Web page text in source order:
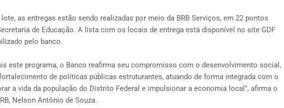
as entregas estão sendo realizadas por meio da BRB Serviços, em 22 pontos
de Educação. A lista com os locais de entrega está disponível no site GDF
pelo banco.
este programa, o Banco reafirma seu compromisso com o desenvolvimento social,
de políticas públicas estruturantes, atuando de forma integrada com o
a vida da população do Distrito Federal e impulsionar a economia local", afirma o
Nelson Antônio de Souza.